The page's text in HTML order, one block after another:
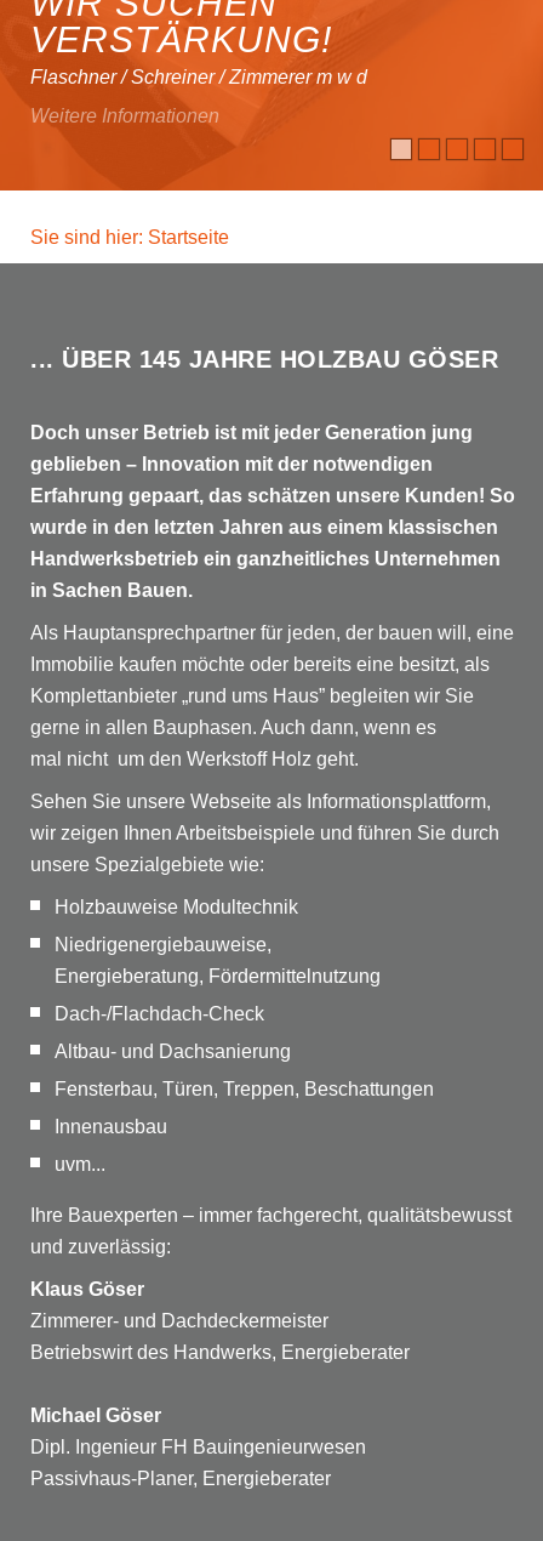
VERSTÄRKUNG!
Flaschner / Schreiner / Zimmerer m w d
Weitere Informationen
Sie sind hier: Startseite
... ÜBER 145 JAHRE HOLZBAU GÖSER
Doch unser Betrieb ist mit jeder Generation jung
geblieben – Innovation mit der notwendigen
Erfahrung gepaart, das schätzen unsere Kunden! So
wurde in den letzten Jahren aus einem klassischen
Handwerksbetrieb ein ganzheitliches Unternehmen
in Sachen Bauen.
Als Hauptansprechpartner für jeden, der bauen will, eine
Immobilie kaufen möchte oder bereits eine besitzt, als
Komplettanbieter „rund ums Haus” begleiten wir Sie
gerne in allen Bauphasen. Auch dann, wenn es
mal nicht um den Werkstoff Holz geht.
Sehen Sie unsere Webseite als Informationsplattform,
wir zeigen Ihnen Arbeitsbeispiele und führen Sie durch
unsere Spezialgebiete wie:
Holzbauweise Modultechnik
Niedrigenergiebauweise,
Energieberatung, Fördermittelnutzung
Dach-/Flachdach-Check
Altbau- und Dachsanierung
Fensterbau, Türen, Treppen, Beschattungen
Innenausbau
uvm...
Ihre Bauexperten – immer fachgerecht, qualitätsbewusst
und zuverlässig:
Klaus Göser
Zimmerer- und Dachdeckermeister
Betriebswirt des Handwerks, Energieberater
Michael Göser
Dipl. Ingenieur FH Bauingenieurwesen
Passivhaus-Planer, Energieberater